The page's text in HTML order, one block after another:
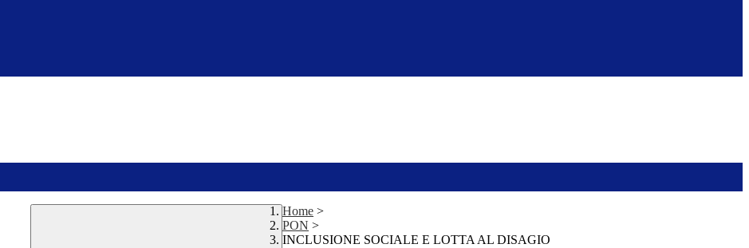
Home >
PON >
INCLUSIONE SOCIALE E LOTTA AL DISAGIO